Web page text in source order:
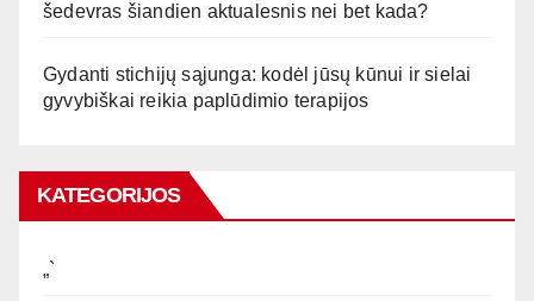
šedevras šiandien aktualesnis nei bet kada?
Gydanti stichijų sąjunga: kodėl jūsų kūnui ir sielai
gyvybiškai reikia paplūdimio terapijos
KATEGORIJOS
„`